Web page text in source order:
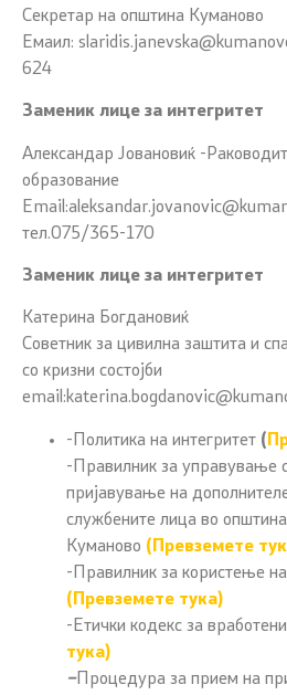
Секретар на општина Куманово
Емаил:
624
Заменик лице за интегритет
Александар Јовановиќ -
образование
Email:
тел.075/365-170
Заменик лице за интегритет
Катерина Богдановиќ
Советник за цивилна заштита и
со кризни состојби
email:
-Политика на интегритет (
-Правилник за управување
пријавување на
службените лица во општина
Куманово (Превземете
-Правилник за користење
(Превземете тука)
-Етички кодекс за
тука)
–Процедура за прием на